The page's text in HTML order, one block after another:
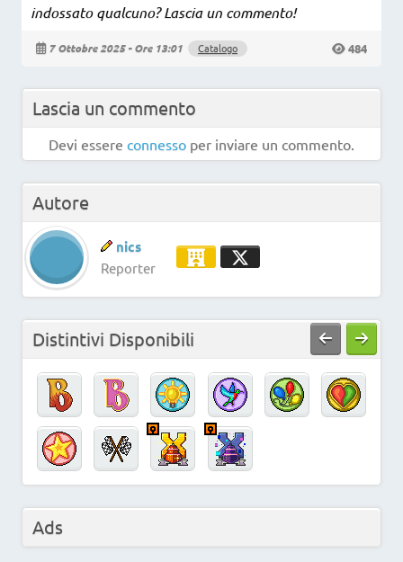
indossato qualcuno? Lascia un commento!
7 Ottobre 2025 - Ore 13:01 Catalogo 484
Lascia un commento
Devi essere connesso per inviare un commento.
Autore
nics
Reporter
Distintivi Disponibili
Ads